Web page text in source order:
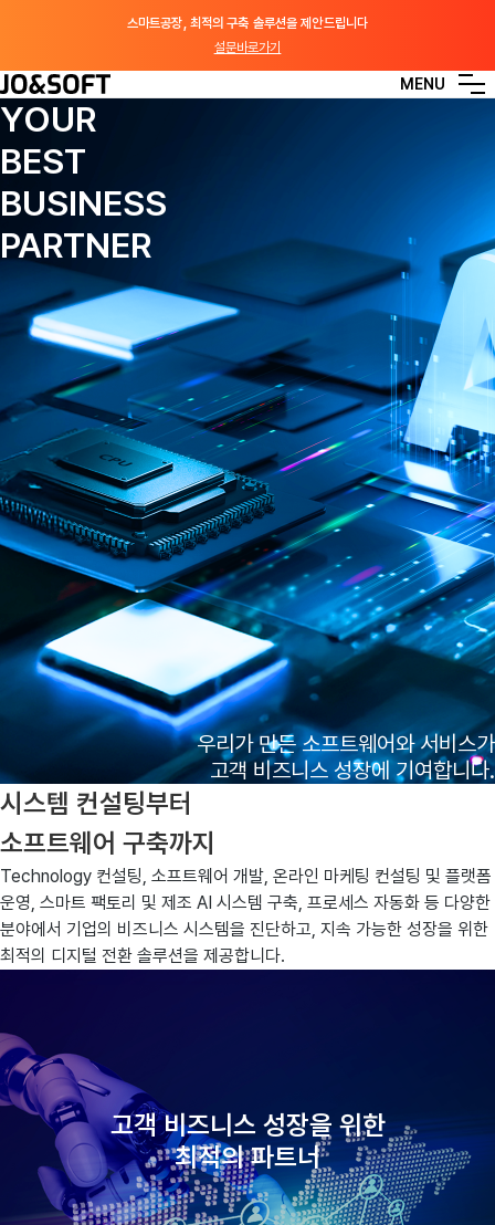
스마트공장, 최적의 구축 솔루션을 제안드립니다
설문바로가기
MENU
BUSINESS & SOLUTION
CUSTOMER & PATNERS
CONTACT US
KOR
YOUR
BEST
BUSINESS
PARTNER
우리가 만든 소프트웨어와 서비스가
고객 비즈니스 성장에 기여합니다.
시스템 컨설팅부터
소프트웨어 구축까지
Technology 컨설팅, 소프트웨어 개발, 온라인 마케팅 컨설팅 및 플랫폼
운영, 스마트 팩토리 및 제조 AI 시스템 구축, 프로세스 자동화 등 다양한
분야에서 기업의 비즈니스 시스템을 진단하고, 지속 가능한 성장을 위한
최적의 디지털 전환 솔루션을 제공합니다.
고객 비즈니스 성장을 위한
최적의 파트너